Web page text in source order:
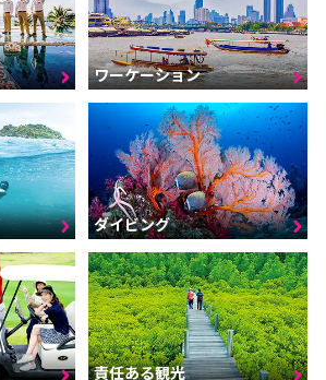
ワーケーション
ダイビング
責任ある観光